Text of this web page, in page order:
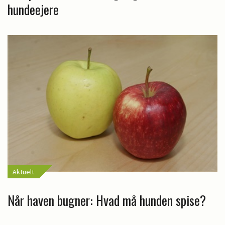
hundeejere
Aktuelt
Når haven bugner: Hvad må hunden spise?